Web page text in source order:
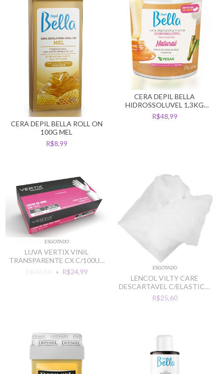
CERA DEPIL BELLA ROLL ON
100G MEL
R$8,99
CERA DEPIL BELLA
HIDROSSOLUVEL 1,3KG
NATURAL VEGANA
R$48,99
ESGOTADO
LUVA VERTIX VINIL
TRANSPARENTE CX C/100UN
SEM TALCO
R$32,50 R$24,99
ESGOTADO
LENCOL VILTY CARE
DESCARTAVEL C/ELASTICO
2,15MTX90CM C/10UN
R$25,60